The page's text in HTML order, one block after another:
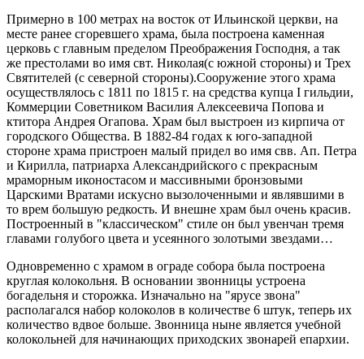
Примерно в 100 метрах на восток от Ильинской церкви, на
месте ранее сгоревшего храма, была построена каменная
церковь с главным пределом Преображения Господня, а так
же престолами во имя свт. Николая(с южной стороны) и Трех
Святителей (с северной стороны).Сооружение этого храма
осуществлялось с 1811 по 1815 г. на средства купца I гильдии,
Коммерции Советником Василия Алексеевича Попова и
ктитора Андрея Огапова. Храм был выстроен из кирпича от
городского Общества. В 1882-84 годах к юго-западной
стороне храма пристроен малый придел во имя свв. Ап. Петра
и Кирилла, патриарха Александрийского с прекрасным
мраморным иконостасом и массивными бронзовыми
Царскими Вратами искусно вызолоченными и являвшими в
то врем большую редкость. И внешне храм был очень красив.
Построенный в "классическом" стиле он был увенчан тремя
главами голубого цвета и усеянного золотыми звездами…
Одновременно с храмом в ограде собора была построена
круглая колокольня. В основании звонницы устроена
богадельня и сторожка. Изначально на "ярусе звона"
располагался набор колоколов в количестве 6 штук, теперь их
количество вдвое больше. Звонница ныне является учебной
колокольней для начинающих приходских звонарей епархии.